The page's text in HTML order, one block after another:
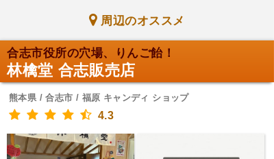
周辺のオススメ
合志市役所の穴場、りんご飴！
林檎堂 合志販売店
熊本県 / 合志市 / 福原 キャンディ ショップ
4.3